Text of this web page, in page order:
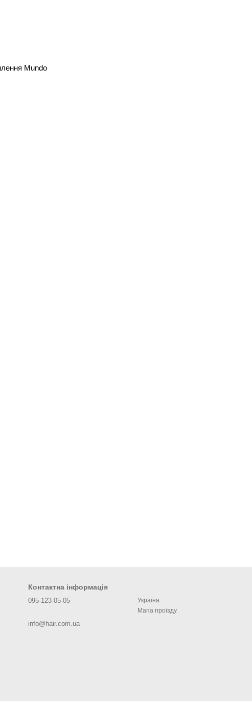
Mundo
Контактна інформація
095-123-05-05
info@hair.com.ua
Україна
Мапа проїзду